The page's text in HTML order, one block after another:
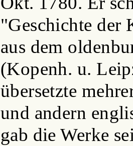
"Geschichte der
aus dem
(Kopenh. u.
übersetzte
und andern
gab die Werke